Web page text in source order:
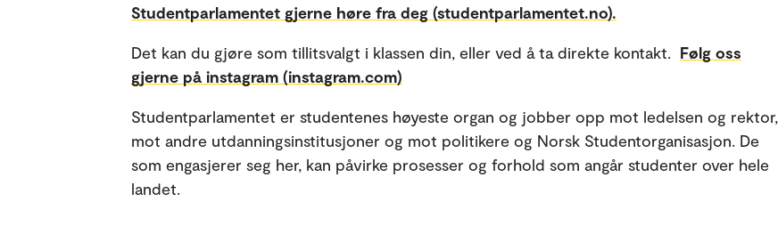
Studentparlamentet gjerne høre fra deg (studentparlamentet.no).
Det kan du gjøre som tillitsvalgt i klassen din, eller ved å ta direkte kontakt. Følg oss
gjerne på instagram (instagram.com)
Studentparlamentet er studentenes høyeste organ og jobber opp mot ledelsen og rektor,
mot andre utdanningsinstitusjoner og mot politikere og Norsk Studentorganisasjon. De
som engasjerer seg her, kan påvirke prosesser og forhold som angår studenter over hele
landet.